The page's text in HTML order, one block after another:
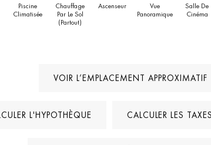
Piscine
Climatisée
Chauffage
Par Le Sol
(partout)
Ascenseur
Vue
Panoramique
Salle De
Cinéma
VOIR L’EMPLACEMENT APPROXIMATIF
L'HYPOTHÈQUE CALCULER LES